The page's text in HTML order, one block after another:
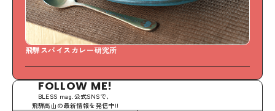
飛騨スパイスカレー研究所
FOLLOW ME!
BLESS mag.公式SNSで、
飛騨高山の最新情報を発信中!!